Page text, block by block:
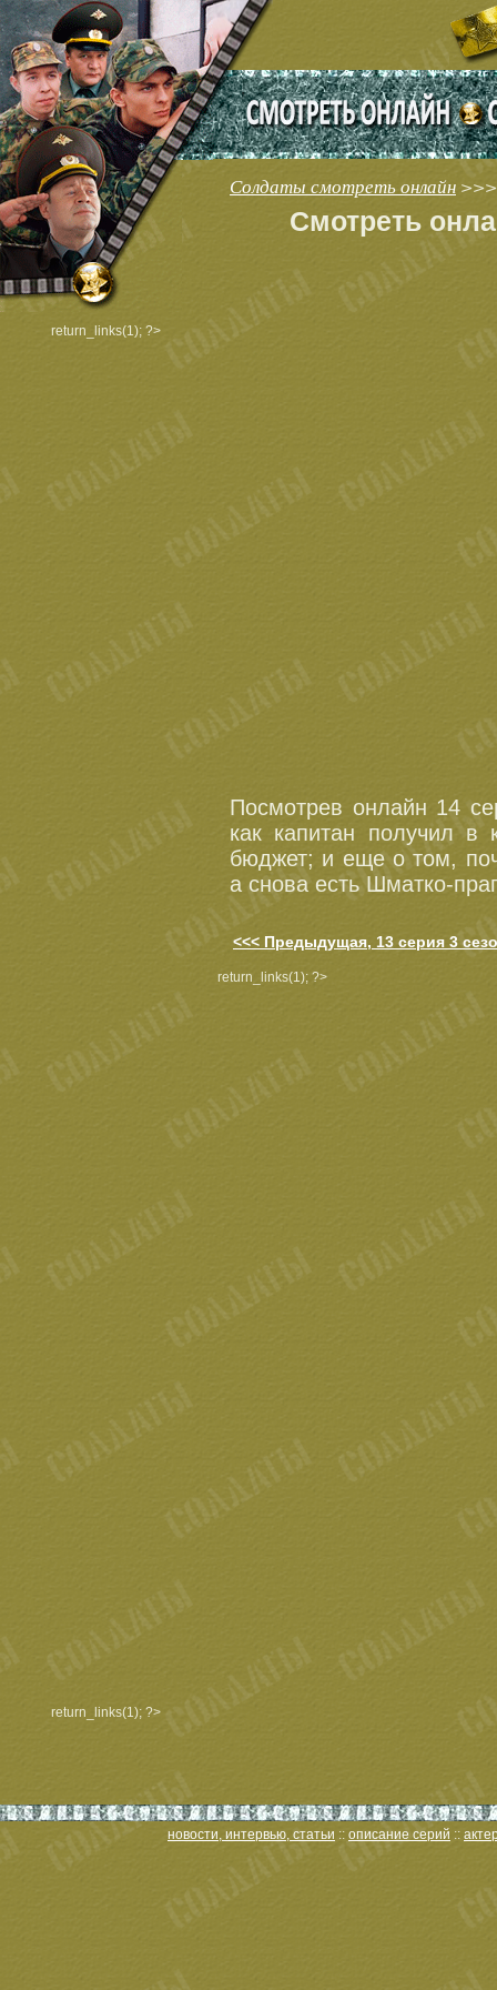
return_links(1); ?>
return_links(1); ?>
Солдаты смотреть онлайн >>>
Смотреть
Посмотрев онлайн 14
как капитан получил в
бюджет; и еще о том,
а снова есть Шматко-
<<< Предыдущая, 13 серия 3
return_links(1); ?>
новости, интервью, статьи :: описание серий ::